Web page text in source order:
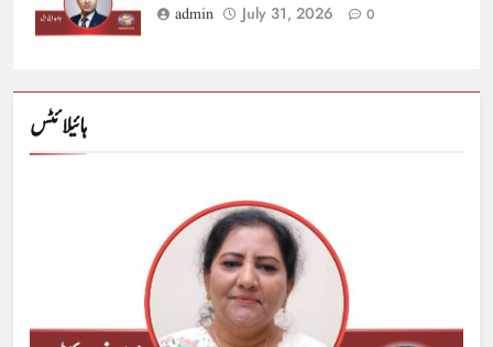
ہائیلائٹس
admin July 31, 2026 0